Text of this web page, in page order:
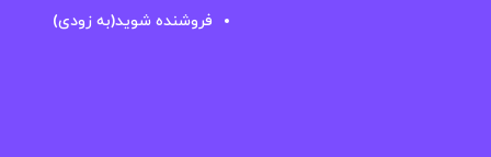
فروشنده شوید(به زودی)